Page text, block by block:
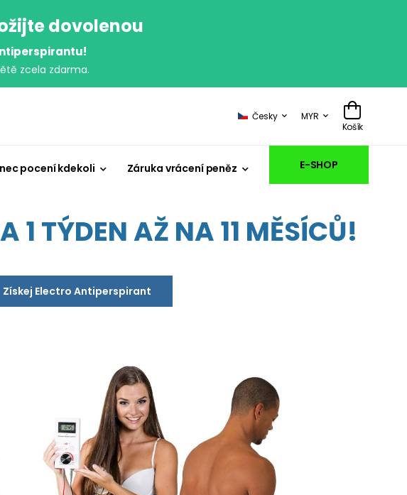
dovolenou
zcela zdarma.
Česky
MYR
Košík
pocení kdekoli Záruka vrácení peněz E-SHOP
1 TÝDEN AŽ NA 11 MĚSÍCŮ!
Získej Electro Antiperspirant